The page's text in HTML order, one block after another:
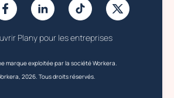
Plany pour les entreprises
marque exploitée par la société Workera.
2026. Tous droits réservés.